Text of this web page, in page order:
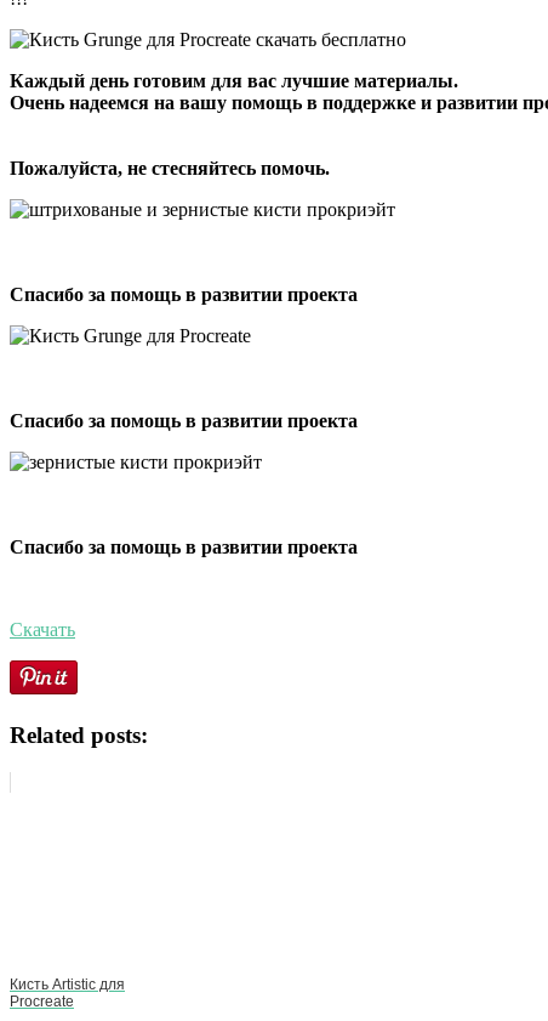
Каждый день готовим для вас лучшие материалы.
Очень надеемся на вашу помощь в поддержке и развитии
Пожалуйста, не стесняйтесь помочь.
Спасибо за помощь в развитии проекта
Спасибо за помощь в развитии проекта
Спасибо за помощь в развитии проекта
Скачать
Related posts:
Кисть Artistic для
Procreate